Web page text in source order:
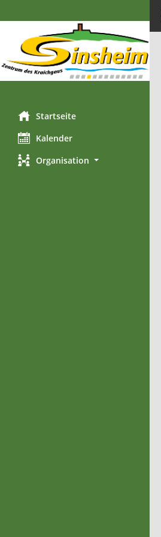
Startseite
Kalender
Organisation